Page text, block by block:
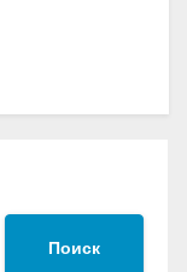
Поиск